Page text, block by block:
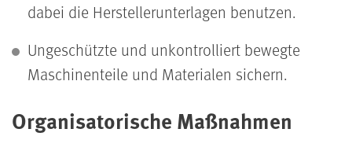
dabei die Herstellerunterlagen benutzen.
Ungeschützte und unkontrolliert bewegte
Maschinenteile und Materialen sichern.
Organisatorische Maßnahmen